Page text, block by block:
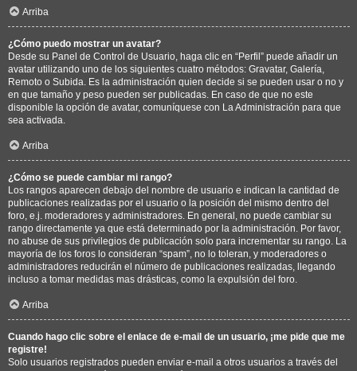
Arriba
¿Cómo puedo mostrar un avatar?
Desde su Panel de Control de Usuario, haga clic en “Perfil” puede añadir un
avatar utilizando uno de los siguientes cuatro métodos: Gravatar, Galería,
Remoto o Subida. Es la administración quien decide si se pueden usar o no y
en que tamaño y peso pueden ser publicadas. En caso de que no este
disponible la opción de avatar, comuníquese con La Administración para que
sea activada.
Arriba
¿Cómo se puede cambiar mi rango?
Los rangos aparecen debajo del nombre de usuario e indican la cantidad de
publicaciones realizadas por el usuario o la posición del mismo dentro del
foro, e.j. moderadores y administradores. En general, no puede cambiar su
rango directamente ya que está determinado por la administración. Por favor,
no abuse de sus privilegios de publicación solo para incrementar su rango. La
mayoría de los foros lo consideran “spam”, no lo toleran, y moderadores o
administradores reducirán el número de publicaciones realizadas, llegando
incluso a tomar medidas mas drásticas, como la expulsión del foro.
Arriba
Cuando hago clic sobre el enlace de e-mail de un usuario, ¡me pide que me
registre!
Solo usuarios registrados pueden enviar e-mail a otros usuarios a través del